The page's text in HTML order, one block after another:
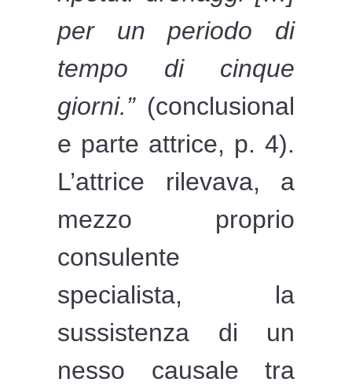
per un periodo di
tempo di cinque
giorni.” (conclusional
e parte attrice, p. 4).
L’attrice rilevava, a
mezzo proprio
consulente
specialista, la
sussistenza di un
nesso causale tra